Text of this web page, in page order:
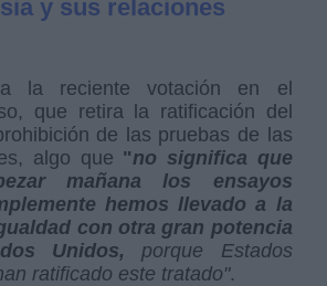
y sus relaciones
la reciente votación en el
que retira la ratificación del
de las pruebas de las
algo que "no significa que
mañana los ensayos
hemos llevado a la
con otra gran potencia
Unidos,
porque Estados
ratificado este tratado".